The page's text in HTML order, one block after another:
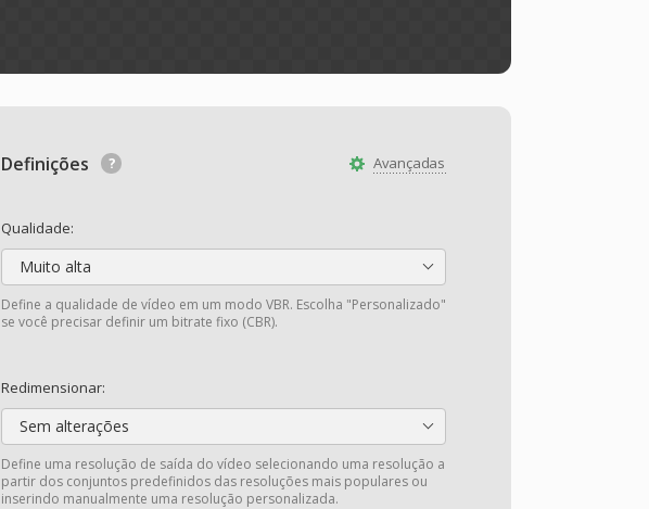
Avançadas
Definições
Qualidade:
Muito alta
Define a qualidade de vídeo em um modo VBR. Escolha "Personalizado"
se você precisar definir um bitrate fixo (CBR).
Redimensionar:
Sem alterações
Define uma resolução de saída do vídeo selecionando uma resolução a
partir dos conjuntos predefinidos das resoluções mais populares ou
inserindo manualmente uma resolução personalizada.